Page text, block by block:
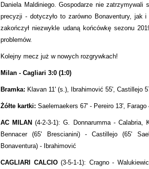
Daniela Maldiniego. Gospodarze nie
precyzji - dotyczyło to zarówno Bonaventury,
zakończył niezwykle udaną końcówkę sezonu
problemów.
Kolejny mecz już w nowych rozgrywkach!
Milan - Cagliari 3:0 (1:0)
Bramka: Klavan 11' (s.), Ibrahimović 55', Castillejo
Żółte kartki: Saelemaekers 67' - Pereiro 13', Farago
AC MILAN(4-2-3-1): G. Donnarumma - Calabria,
Bennacer (65' Brescianini) - Castillejo (65'
Bonaventura) - Ibrahimović
CAGLIARI CALCIO(3-5-1-1): Cragno -